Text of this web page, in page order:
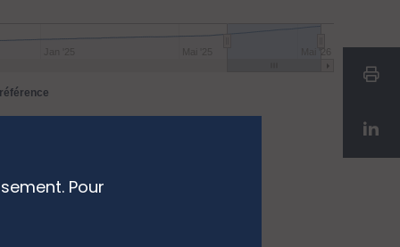
Pour